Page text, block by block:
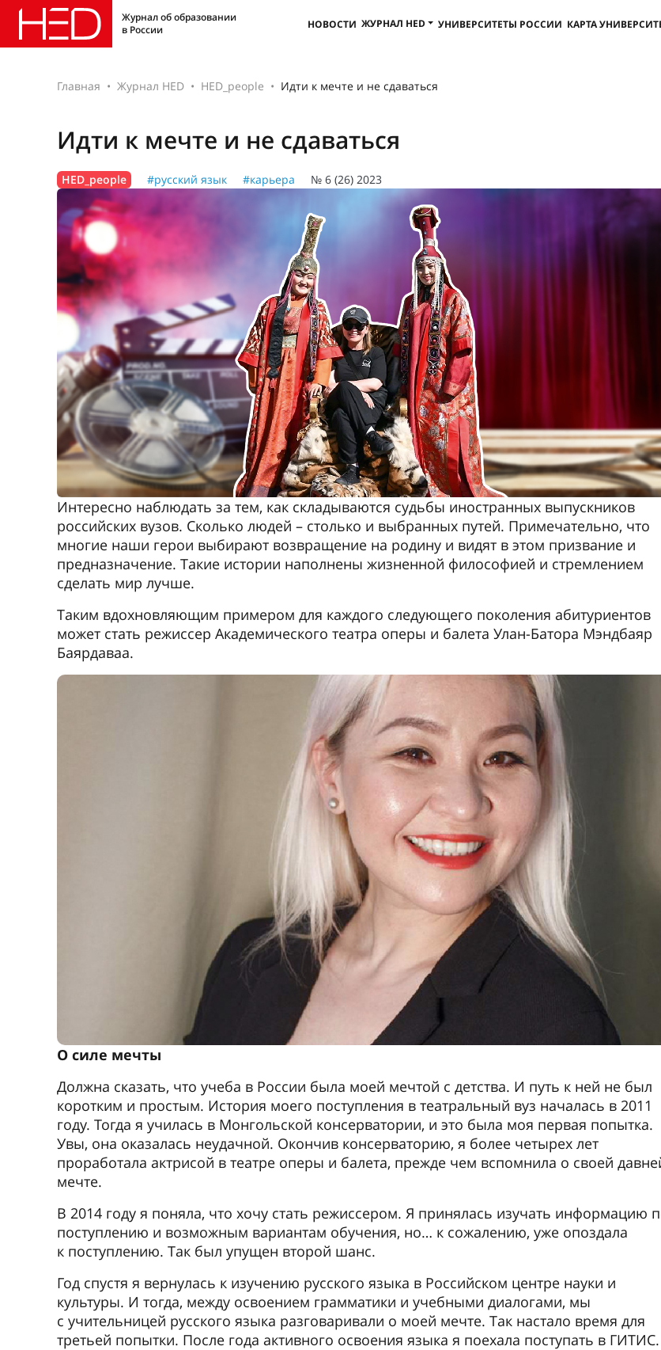
Журнал об образовании
в России
НОВОСТИ ЖУРНАЛ HED УНИВЕРСИТЕТЫ РОССИИ КАРТА
Главная Журнал HED HED_people Идти к мечте и не сдаваться
Идти к мечте и не сдаваться
HED_people #русский язык #карьера № 6 (26) 2023
Интересно наблюдать за тем, как складываются судьбы иностранных выпускников
российских вузов. Сколько людей – столько и выбранных путей. Примечательно, что
многие наши герои выбирают возвращение на родину и видят в этом призвание и
предназначение. Такие истории наполнены жизненной философией и стремлением
сделать мир лучше.
Таким вдохновляющим примером для каждого следующего поколения абитуриентов
может стать режиссер Академического театра оперы и балета Улан-Батора Мэндбаяр
Баярдаваа.
О силе мечты
Должна сказать, что учеба в России была моей мечтой с детства. И путь к ней не был
коротким и простым. История моего поступления в театральный вуз началась в 2011
году. Тогда я училась в Монгольской консерватории, и это была моя первая попытка.
Увы, она оказалась неудачной. Окончив консерваторию, я более четырех лет
проработала актрисой в театре оперы и балета, прежде чем вспомнила о своей
мечте.
В 2014 году я поняла, что хочу стать режиссером. Я принялась изучать информацию
поступлению и возможным вариантам обучения, но… к сожалению, уже опоздала
к поступлению. Так был упущен второй шанс.
Год спустя я вернулась к изучению русского языка в Российском центре науки и
культуры. И тогда, между освоением грамматики и учебными диалогами, мы
с учительницей русского языка разговаривали о моей мечте. Так настало время для
третьей попытки. После года активного освоения языка я поехала поступать в ГИТИС.